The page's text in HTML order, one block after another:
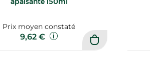
Prix moyen constaté
9,62 €